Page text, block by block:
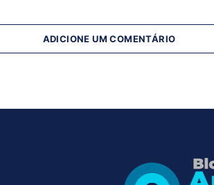
ADICIONE UM COMENTÁRIO